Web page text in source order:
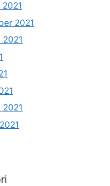
2021
2021